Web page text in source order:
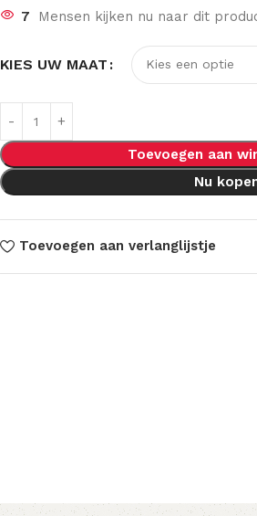
7 Mensen kijken nu naar dit
KIES UW MAAT
Toevoegen aan
Nu
Toevoegen aan verlanglijstje